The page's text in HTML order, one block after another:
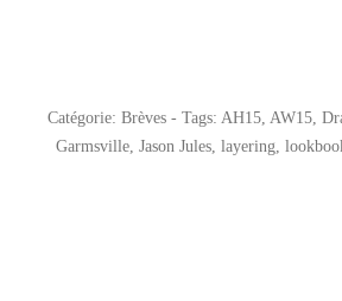
Catégorie: Brèves- Tags: AH15, AW15,
Garmsville, Jason Jules, layering,